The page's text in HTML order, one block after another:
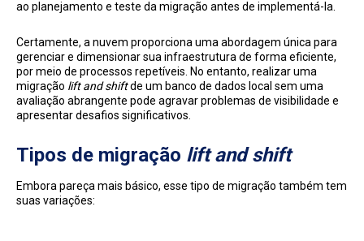
ao planejamento e teste da migração antes de implementá-la.
Certamente, a nuvem proporciona uma abordagem única para
gerenciar e dimensionar sua infraestrutura de forma eficiente,
por meio de processos repetíveis. No entanto, realizar uma
migração lift and shiftde um banco de dados local sem uma
avaliação abrangente pode agravar problemas de visibilidade e
apresentar desafios significativos.
Tipos de migração lift and shift
Embora pareça mais básico, esse tipo de migração também tem
suas variações: